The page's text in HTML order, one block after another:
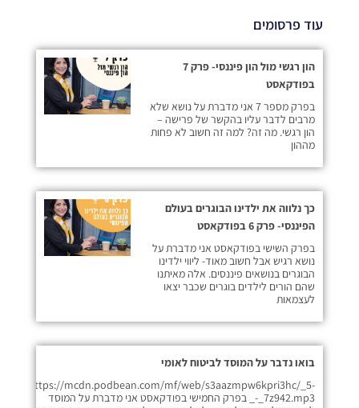
עוד פרסומים
הון רגשי מול הון פיננסי- פרק 7
בפודקאסט
בפרק מספר 7 אני מדברת על נושא שלא
מרבים לדבר עליו בהקשר של פרישה –
הון רגשי. מה זה? למה זה חשוב לא פחות
מההון
כך נלווה את ילדינו הבוגרים בעולם
הפיננסי- פרק 6 בפודקאסט
בפרק השישי בפודקאסט אני מדברת על
נושא רגיש אבל חשוב מאוד- ליווי ילדינו
הבוגרים בנושאים פיננסים. אלה מאיתנו
שהם הורים לילדים בוגרים שכבר יצאו
לעצמאות
בואו נדבר על המוסד לביטוח לאומי
https://mcdn.podbean.com/mf/web/s3aazmpw6kpri3hc/_5-
_-_7z942.mp3 בפרק החמישי בפודקאסט אני מדברת על המוסד